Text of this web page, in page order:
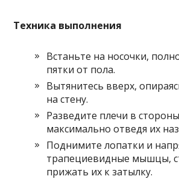
Техника выполнения
Встаньте на носочки,
пятки от пола.
Вытянитесь вверх,
на стену.
Разведите плечи в
максимально отведя их
Поднимите лопатки и
трапециевидные мышцы,
прижать их к затылку.